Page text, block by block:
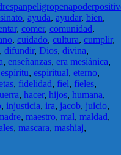
panpeligropenapoder
, ayuda, ayudar, bien,
, comer, comunidad,
, cuidado, cultura, cumplir,
, difundir, Dios, divina,
, enseñanzas, era mesiánica,
espíritu, espiritual, eterno,
, fidelidad, fiel, fieles,
, hacer, hijos, humana,
, injusticia, ira, jacob, juicio,
, maestro, mal, maldad,
, mascara, mashiaj,